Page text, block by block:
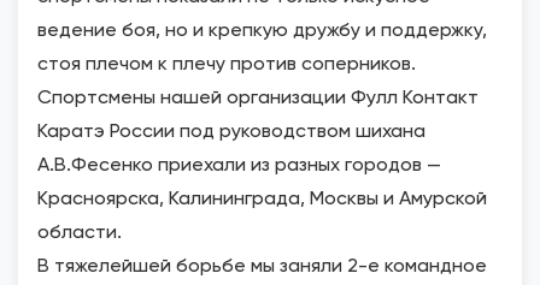
ведение боя, но и крепкую дружбу и поддержку,
стоя плечом к плечу против соперников.
Спортсмены нашей организации Фулл Контакт
Каратэ России под руководством шихана
А.В.Фесенко приехали из разных городов —
Красноярска, Калининграда, Москвы и Амурской
области.
В тяжелейшей борьбе мы заняли 2-е командное